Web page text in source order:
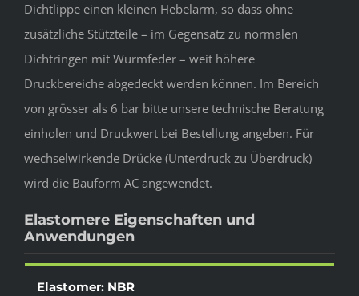
Dichtlippe einen kleinen Hebelarm, so dass ohne
zusätzliche Stützteile – im Gegensatz zu normalen
Dichtringen mit Wurmfeder – weit höhere
Druckbereiche abgedeckt werden können. Im Bereich
von grösser als 6 bar bitte unsere technische Beratung
einholen und Druckwert bei Bestellung angeben. Für
wechselwirkende Drücke (Unterdruck zu Überdruck)
wird die Bauform AC angewendet.
Elastomere Eigenschaften und
Anwendungen​
Elastomer: NBR